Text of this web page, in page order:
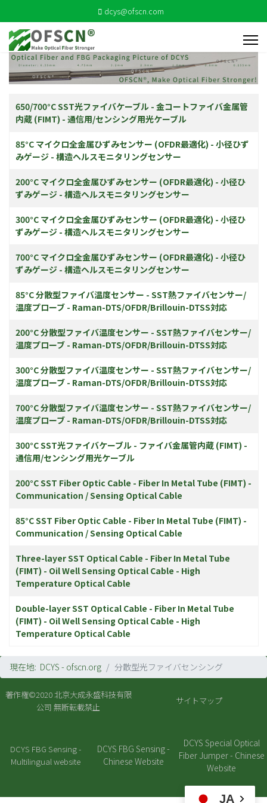
dcys@ofscn.com
JA
タイトル
650/700°C SST光ファイバケーブル - 金コートファイバ金属管
内蔵 (FIMT) - 通信用/センシング用光ケーブル
85°C マイクロ全金属ひずみセンサー (OFDR最適化) - 小径ひず
みゲージ - 構造ヘルスモニタリングセンサー
200°C マイクロ全金属ひずみセンサー (OFDR最適化) - 小径ひ
ずみゲージ - 構造ヘルスモニタリングセンサー
300°C マイクロ全金属ひずみセンサー (OFDR最適化) - 小径ひ
ずみゲージ - 構造ヘルスモニタリングセンサー
700°C マイクロ全金属ひずみセンサー (OFDR最適化) - 小径ひ
ずみゲージ - 構造ヘルスモニタリングセンサー
85°C 分散型ファイバ温度センサー - SST熱ファイバセンサー/
温度プローブ - Raman-DTS/OFDR/Brillouin-DTSS対応
200°C 分散型ファイバ温度センサー - SST熱ファイバセンサー/
温度プローブ - Raman-DTS/OFDR/Brillouin-DTSS対応
300°C 分散型ファイバ温度センサー - SST熱ファイバセンサー/
温度プローブ - Raman-DTS/OFDR/Brillouin-DTSS対応
700°C 分散型ファイバ温度センサー - SST熱ファイバセンサー/
温度プローブ - Raman-DTS/OFDR/Brillouin-DTSS対応
300°C SST光ファイバケーブル - ファイバ金属管内蔵 (FIMT) -
通信用/センシング用光ケーブル
200°C SST Fiber Optic Cable - Fiber In Metal Tube (FIMT) -
Communication / Sensing Optical Cable
85°C SST Fiber Optic Cable - Fiber In Metal Tube (FIMT) -
Communication / Sensing Optical Cable
Three-layer SST Optical Cable - Fiber In Metal Tube
(FIMT) - Oil Well Sensing Optical Cable - High
Temperature Optical Cable
Double-layer SST Optical Cable - Fiber In Metal Tube
(FIMT) - Oil Well Sensing Optical Cable - High
Temperature Optical Cable
現在地: DCYS - ofscn.org 分散型光ファイバセンシング
著作権©2020 北京大成永盛科技有限
公司 無断転載禁止
サイトマップ
DCYS FBG Sensing -
Multilingual website
DCYS FBG Sensing -
Chinese Website
DCYS Special Optical
Fiber Jumper - Chinese
Website